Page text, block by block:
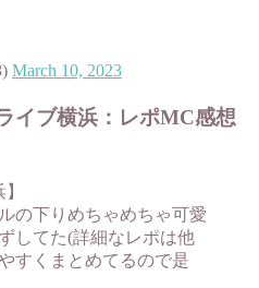
March 10, 2023
イブ横浜：レポMC感想
の下りめちゃめちゃ可愛
してた(詳細なレポは他
すくまとめてるので是